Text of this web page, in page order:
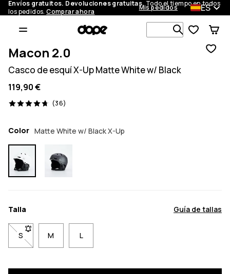
Envíos gratuitos. Devoluciones gratuitas.Todo el tiempo en todos
los pedidos.Comprar ahora Mis pedidos ES
Busca en
Macon 2.0
Casco de esquí X-Up Matte White w/ Black
119,90 €
(36)
36 opiniones, 4.7/5
Color Matte White w/ Black X-Up
Talla Guía de tallas
S- Talla S no disponible. Haz clic para ser notificado cuando
M L